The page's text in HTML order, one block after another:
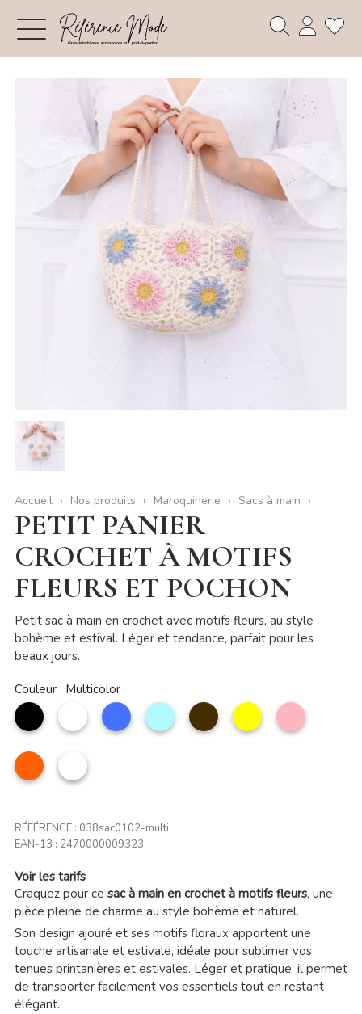
Accueil Nos produits Maroquinerie Sacs à main
PETIT PANIER
CROCHET À MOTIFS
FLEURS ET POCHON
Petit sac à main en crochet avec motifs fleurs, au style
bohème et estival. Léger et tendance, parfait pour les
beaux jours.
Couleur : Multicolor
noir Blanc Bleu
Bleu
ciel
Café Jaune
Rose
clair
Orange Multicolor
RÉFÉRENCE : 038sac0102-multi
EAN-13 : 2470000009323
Voir les tarifs
Craquez pour ce sac à main en crochet à motifs fleurs, une
pièce pleine de charme au style bohème et naturel.
Son design ajouré et ses motifs floraux apportent une
touche artisanale et estivale, idéale pour sublimer vos
tenues printanières et estivales. Léger et pratique, il permet
de transporter facilement vos essentiels tout en restant
élégant.